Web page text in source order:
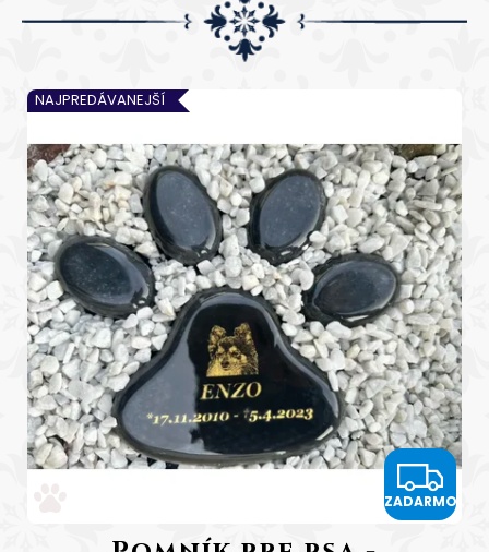
V
p
i
s
p
r
o
d
u
k
t
o
v
NAJPREDÁVANEJŠÍ
Z
A
ZADARMO